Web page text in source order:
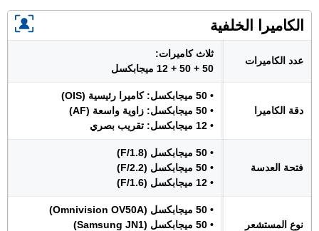
الكاميرا الخلفية
عدد الكاميرات
ثلاث كاميرات:
50 + 50 + 12 ميجابكسل
دقة الكاميرا
• 50 ميجابكسل: كاميرا رئيسية (OIS)
• 50 ميجابكسل: زاوية واسعة (AF)
• 12 ميجابكسل: تقريب بصري
فتحة العدسة
• 50 ميجابكسل (F/1.8)
• 50 ميجابكسل (F/2.2)
• 12 ميجابكسل (F/1.6)
نوع المستشعر
• 50 ميجابكسل (Omnivision OV50A)
• 50 ميجابكسل (Samsung JN1)